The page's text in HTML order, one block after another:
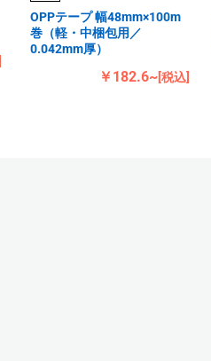
OPPテープ 幅48mm×100m
巻（軽・中梱包用／
0.042mm厚）
￥182.6~[税込]